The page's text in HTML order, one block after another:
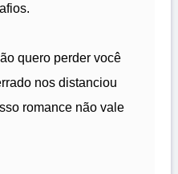
quero perder você
nos distanciou
romance não vale